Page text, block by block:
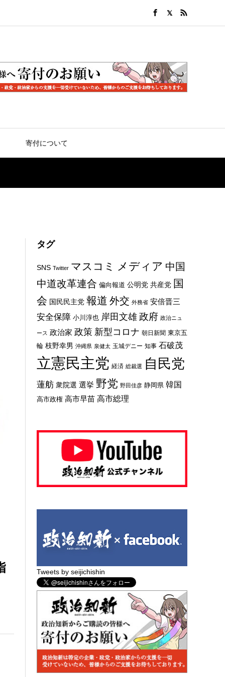
寄付について
タグ
SNS Twitter マスコミ メディア 中国
中道改革連合 偏向報道 公明党 共産党 国
会 国民民主党 報道 外交 外務省 安倍晋三
安全保障 小川淳也 岸田文雄 政府 政治ニュ
ース 政治家 政策 新型コロナ 朝日新聞 東京五
輪 枝野幸男 沖縄県 泉健太 玉城デニー 知事 石破茂
立憲民主党 経済 総裁選 自民党
蓮舫 衆院選 選挙 野党 野田佳彦 静岡県 韓国
高市政権 高市早苗 高市総理
Tweets by seijichishin